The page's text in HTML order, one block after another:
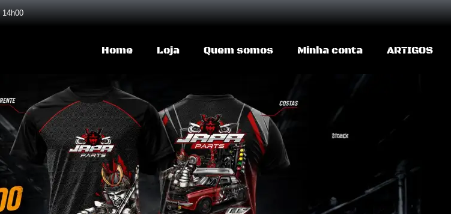
Home Loja Quem somos Minha conta ARTIGOS